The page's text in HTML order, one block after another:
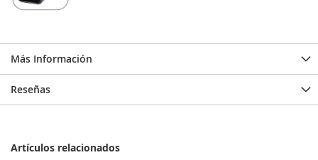
Más Información
Reseñas
Artículos relacionados